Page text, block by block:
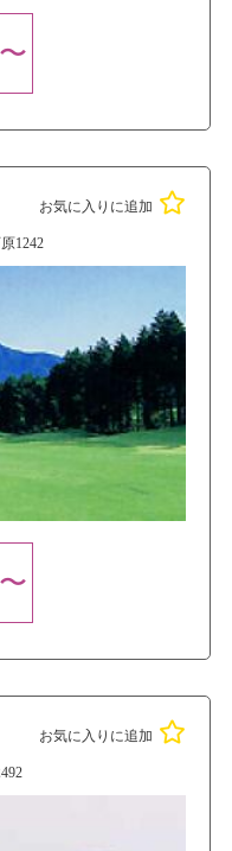
1242
お気に入りに追加
お気に入りに追加